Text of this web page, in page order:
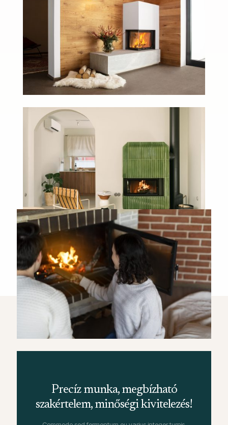
Részletek a Cserépkályha Építésről
Precíz munka, megbízható
szakértelem, minőségi kivitelezés!